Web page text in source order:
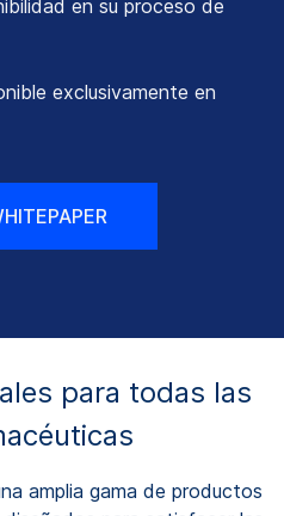
en su proceso de
exclusivamente en
para todas las
amplia gama de productos